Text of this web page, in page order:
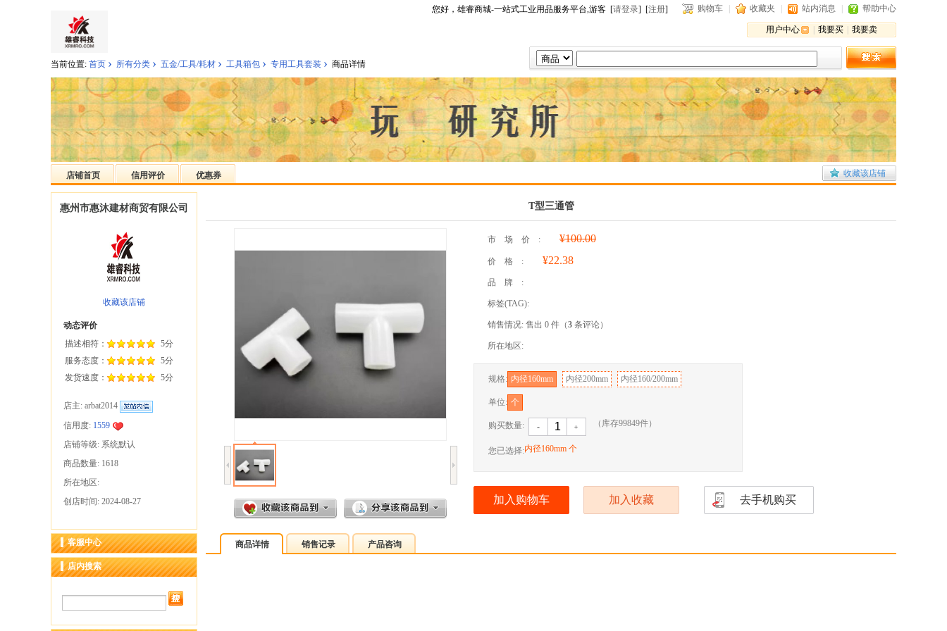
您好，雄睿商城-一站式工业用品服务平台,游客 [请登录] [注册] 购物车 收藏夹 站内消息 帮助中心
用户中心 我要买 我要卖
当前位置: 首页 › 所有分类 › 五金/工具/耗材 › 工具箱包 › 专用工具套装 › 商品详情
店铺首页 信用评价 优惠券 收藏该店铺
惠州市惠沐建材商贸有限公司
收藏该店铺
动态评价
描述相符：
5分
服务态度：
5分
发货速度：
5分
店主: arbat2014
信用度: 1559
店铺等级: 系统默认
商品数量: 1618
所在地区:
创店时间: 2024-08-27
客服中心
店内搜索
T型三通管
市场价: ¥100.00
价格: ¥22.38
品牌:
标签(TAG):
销售情况: 售出 0 件（3 条评论）
所在地区:
规格: 内径160mm 内径200mm 内径160/200mm
单位: 个
购买数量: - ﹢ （库存99849件）
您已选择:内径160mm 个
加入购物车 加入收藏 去手机购买
商品详情 销售记录 产品咨询